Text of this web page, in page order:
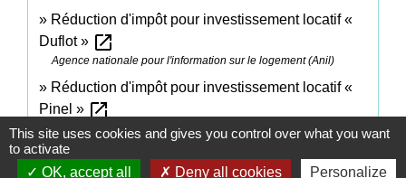
Réduction d'impôt pour investissement locatif «
Duflot » open_in_new
Agence nationale pour l'information sur le logement (Anil)
Réduction d'impôt pour investissement locatif «
Pinel » open_in_new
Agence nationale pour l'information sur le logement (Anil)
Brochure pratique 2023 - Déclaration des revenus
This site uses cookies and gives you control over what you want
to activate
OK, accept all
Deny all cookies Personalize